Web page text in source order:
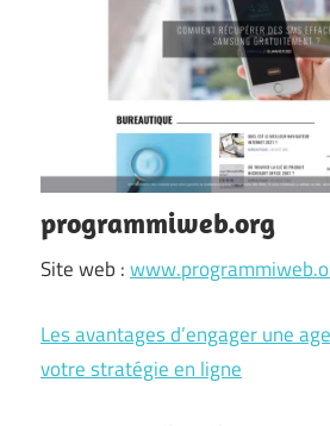
programmiweb.org
Site web :
Les avantages d’engager une
votre stratégie en ligne